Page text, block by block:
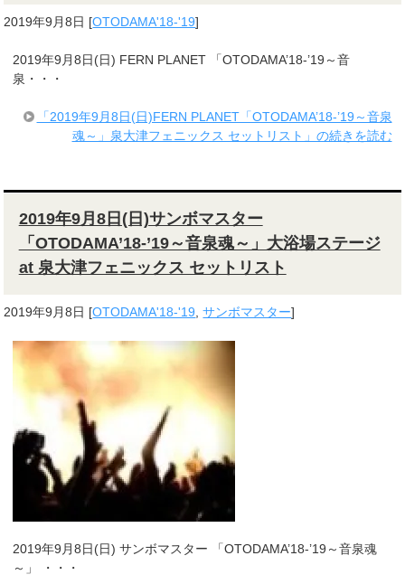
2019年9月8日 [OTODAMA'18-'19]
2019年9月8日(日) FERN PLANET 「OTODAMA’18-’19～音
泉・・・
「2019年9月8日(日)FERN PLANET「OTODAMA’18-’19～音泉
魂～」泉大津フェニックス セットリスト」の続きを読む
2019年9月8日(日)サンボマスター
「OTODAMA’18-’19～音泉魂～」大浴場ステージ
at 泉大津フェニックス セットリスト
2019年9月8日 [OTODAMA'18-'19,サンボマスター]
2019年9月8日(日) サンボマスター 「OTODAMA’18-’19～音泉魂
～」 ・・・